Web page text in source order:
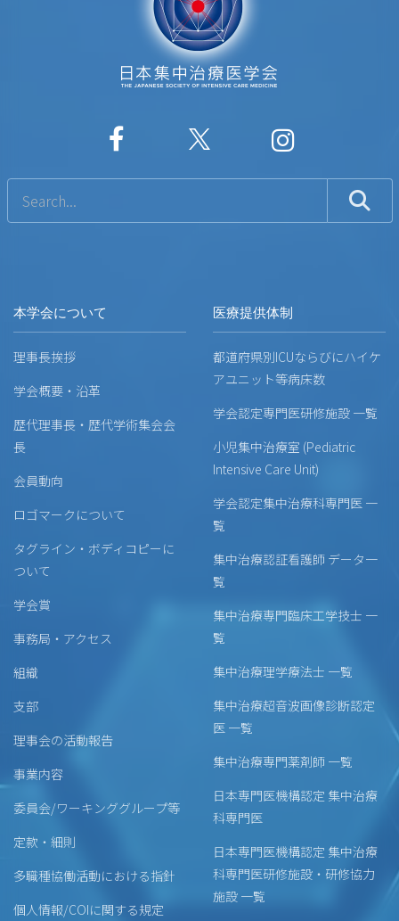
本学会について
理事長挨拶
学会概要・沿革
歴代理事長・歴代学術集会会
長
会員動向
ロゴマークについて
タグライン・ボディコピーに
ついて
学会賞
事務局・アクセス
組織
支部
理事会の活動報告
事業内容
委員会/ワーキンググループ等
定款・細則
多職種協働活動における指針
個人情報/COIに関する規定
医療提供体制
都道府県別ICUならびにハイケ
アユニット等病床数
学会認定専門医研修施設 一覧
小児集中治療室 (Pediatric
Intensive Care Unit)
学会認定集中治療科専門医 一
覧
集中治療認証看護師 データ一
覧
集中治療専門臨床工学技士 一
覧
集中治療理学療法士 一覧
集中治療超音波画像診断認定
医 一覧
集中治療専門薬剤師 一覧
日本専門医機構認定 集中治療
科専門医
日本専門医機構認定 集中治療
科専門医研修施設・研修協力
施設 一覧